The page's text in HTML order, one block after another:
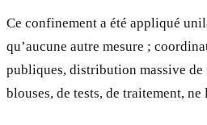
Ce confinement a été appliqué
qu’aucune autre mesure ;
publiques, distribution massive de
blouses, de tests, de traitement, ne